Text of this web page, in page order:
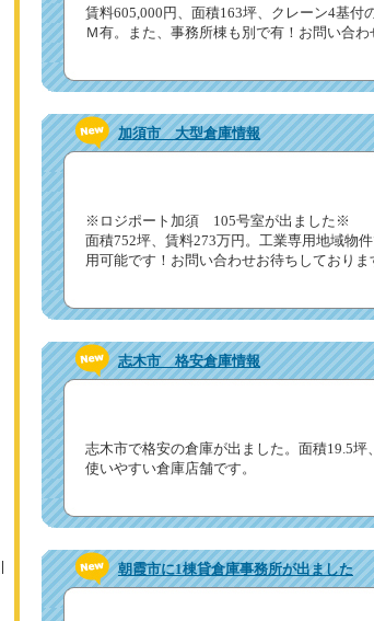
賃料605,000円、面積163坪、クレーン4基付
Ｍ有。また、事務所棟も別で有！お問い合わ
加須市 大型倉庫情報
※ロジポート加須 105号室が出ました※
面積752坪、賃料273万円。工業専用地域物
用可能です！お問い合わせお待ちしておりま
志木市 格安倉庫情報
志木市で格安の倉庫が出ました。面積19.5坪
使いやすい倉庫店舗です。
朝霞市に1棟貸倉庫事務所が出ました